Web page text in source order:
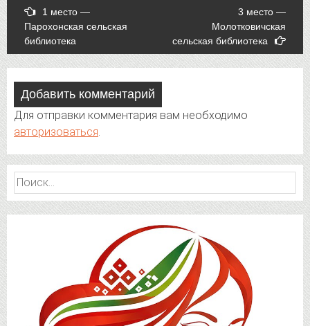
Post
navigation
1 место —
Парохонская сельская
библиотека
3 место —
Молотковичская
сельская библиотека
Добавить комментарий
Для отправки комментария вам необходимо
авторизоваться
Найти: